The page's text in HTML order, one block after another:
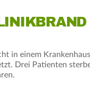
in einem
Drei Patienten